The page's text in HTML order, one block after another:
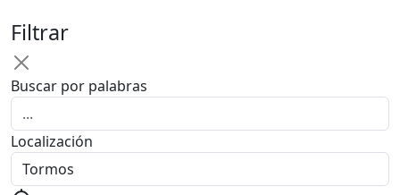
Filtrar
Buscar por palabras
Localización